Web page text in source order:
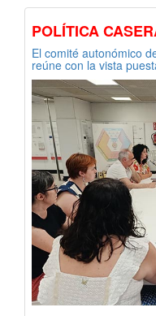
POLÍTICA
El comité autonómico
reúne con la vista